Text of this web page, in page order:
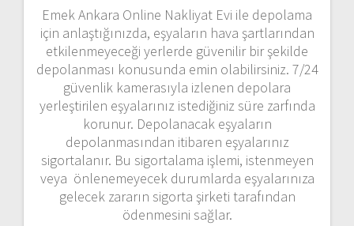
Emek Ankara Online Nakliyat Evi ile depolama
için anlaştığınızda, eşyaların hava şartlarından
etkilenmeyeceği yerlerde güvenilir bir şekilde
depolanması konusunda emin olabilirsiniz. 7/24
güvenlik kamerasıyla izlenen depolara
yerleştirilen eşyalarınız istediğiniz süre zarfında
korunur. Depolanacak eşyaların
depolanmasından itibaren eşyalarınız
sigortalanır. Bu sigortalama işlemi, istenmeyen
veya önlenemeyecek durumlarda eşyalarınıza
gelecek zararın sigorta şirketi tarafından
ödenmesini sağlar.